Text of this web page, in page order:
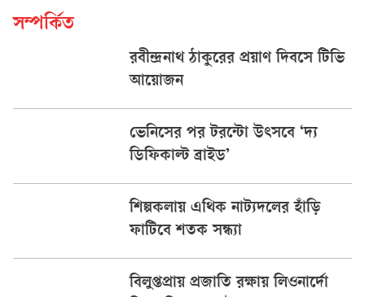
সম্পর্কিত
রবীন্দ্রনাথ ঠাকুরের প্রয়াণ দিবসে টিভি
আয়োজন
ভেনিসের পর টরন্টো উৎসবে ‘দ্য
ডিফিকাল্ট ব্রাইড’
শিল্পকলায় এথিক নাট্যদলের হাঁড়ি
ফাটিবে শতক সন্ধ্যা
বিলুপ্তপ্রায় প্রজাতি রক্ষায় লিওনার্দো